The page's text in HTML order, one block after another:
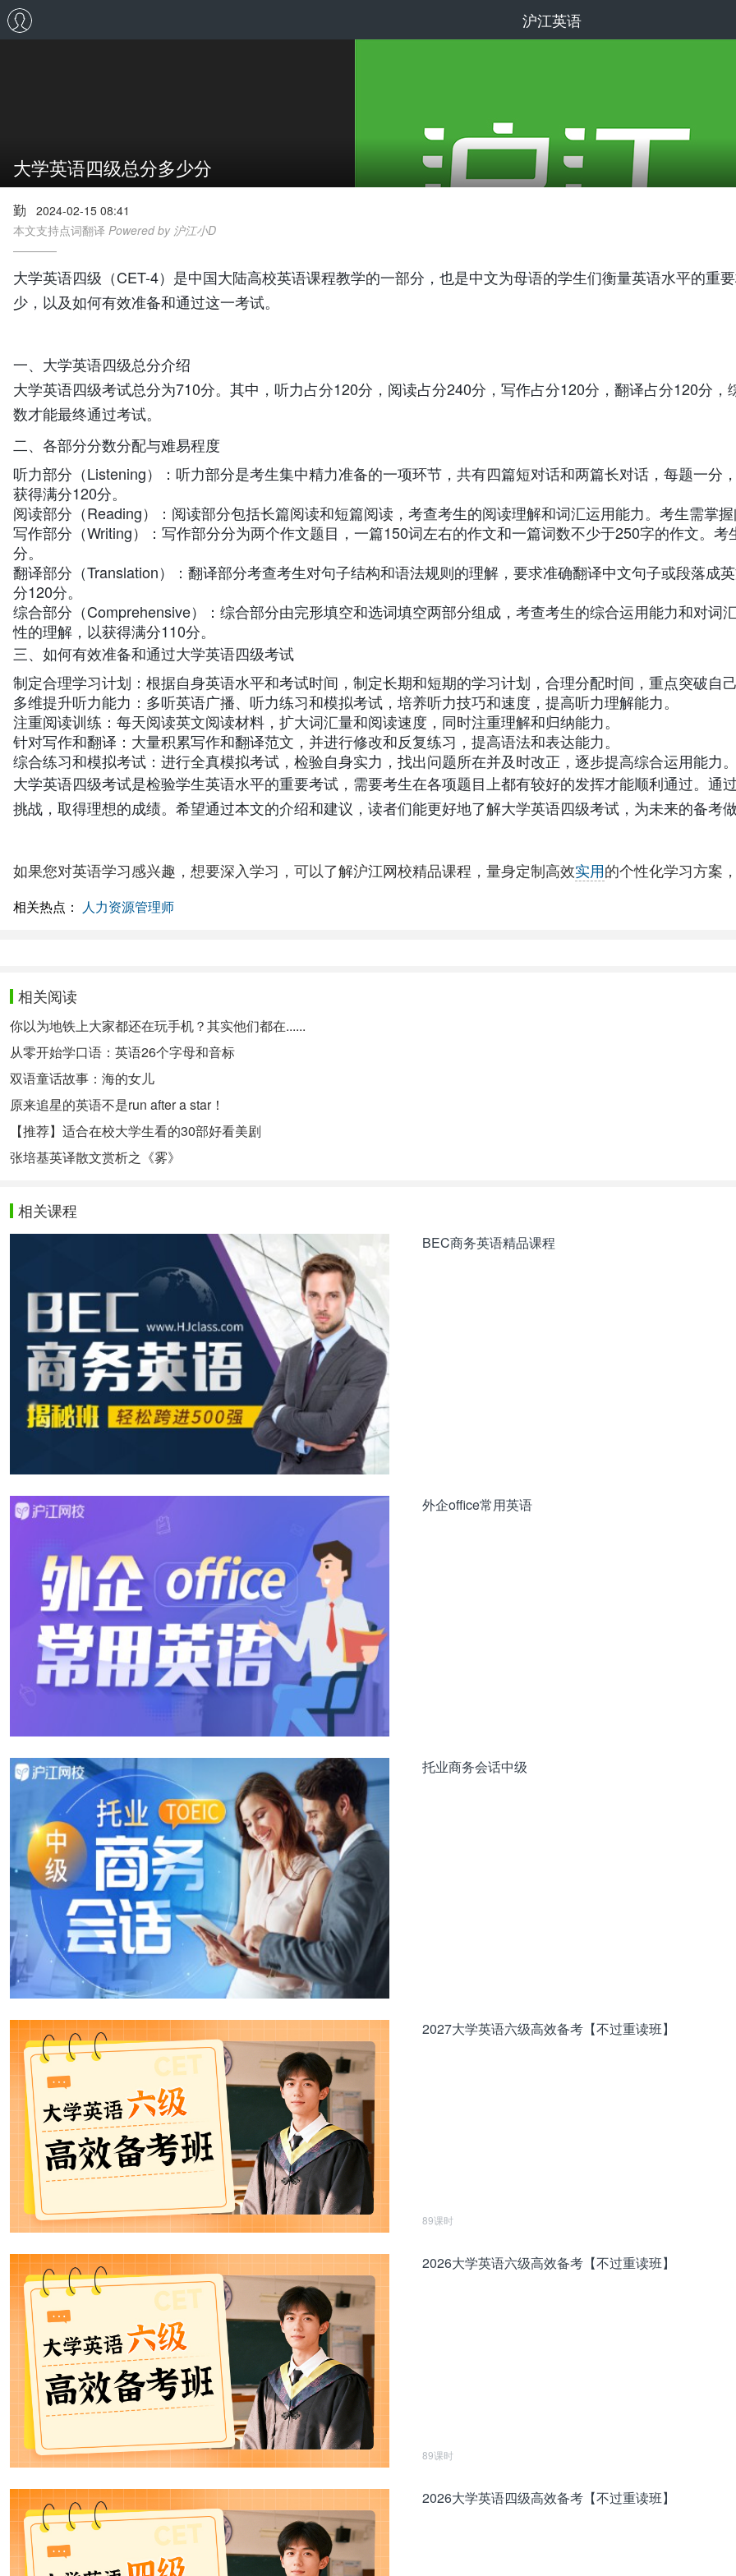
沪江英语
大学英语四级总分多少分
勤
2024-02-15 08:41
本文支持点词翻译 Powered by 沪江小D
大学英语四级（CET-4）是中国大陆高校英语课程教学的一部分，也是中文为母语的学生们衡量英语水平的重
少，以及如何有效准备和通过这一考试。
一、大学英语四级总分介绍
大学英语四级考试总分为710分。其中，听力占分120分，阅读占分240分，写作占分120分，翻译占分120分
数才能最终通过考试。
二、各部分分数分配与难易程度
听力部分（Listening）：听力部分是考生集中精力准备的一项环节，共有四篇短对话和两篇长对话，每题一分
获得满分120分。
阅读部分（Reading）：阅读部分包括长篇阅读和短篇阅读，考查考生的阅读理解和词汇运用能力。考生需掌
写作部分（Writing）：写作部分分为两个作文题目，一篇150词左右的作文和一篇词数不少于250字的作文。
分。
翻译部分（Translation）：翻译部分考查考生对句子结构和语法规则的理解，要求准确翻译中文句子或段落成
分120分。
综合部分（Comprehensive）：综合部分由完形填空和选词填空两部分组成，考查考生的综合运用能力和对词
性的理解，以获得满分110分。
三、如何有效准备和通过大学英语四级考试
制定合理学习计划：根据自身英语水平和考试时间，制定长期和短期的学习计划，合理分配时间，重点突破自
多维提升听力能力：多听英语广播、听力练习和模拟考试，培养听力技巧和速度，提高听力理解能力。
注重阅读训练：每天阅读英文阅读材料，扩大词汇量和阅读速度，同时注重理解和归纳能力。
针对写作和翻译：大量积累写作和翻译范文，并进行修改和反复练习，提高语法和表达能力。
综合练习和模拟考试：进行全真模拟考试，检验自身实力，找出问题所在并及时改正，逐步提高综合运用能力
大学英语四级考试是检验学生英语水平的重要考试，需要考生在各项题目上都有较好的发挥才能顺利通过。通
挑战，取得理想的成绩。希望通过本文的介绍和建议，读者们能更好地了解大学英语四级考试，为未来的备考
如果您对英语学习感兴趣，想要深入学习，可以了解沪江网校精品课程，量身定制高效实用的个性化学习方案
相关热点： 人力资源管理师
相关阅读
你以为地铁上大家都还在玩手机？其实他们都在......
从零开始学口语：英语26个字母和音标
双语童话故事：海的女儿
原来追星的英语不是run after a star！
【推荐】适合在校大学生看的30部好看美剧
张培基英译散文赏析之《雾》
相关课程
BEC商务英语精品课程
外企office常用英语
托业商务会话中级
2027大学英语六级高效备考【不过重读班】
89课时
2026大学英语六级高效备考【不过重读班】
89课时
2026大学英语四级高效备考【不过重读班】